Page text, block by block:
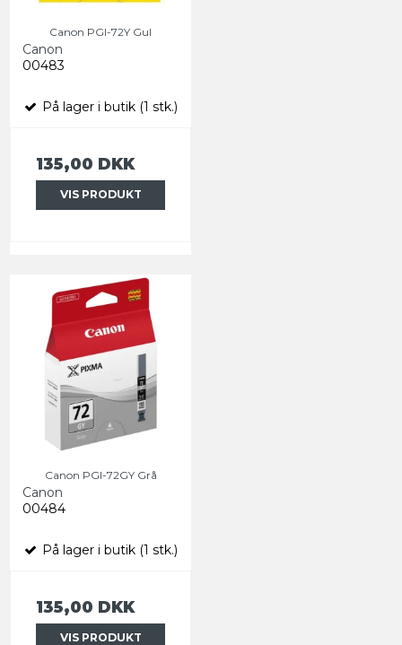
Canon PGI-72Y Gul
Canon
00483
På lager i butik (1 stk.)
135,00 DKK
VIS PRODUKT
Canon PGI-72GY Grå
Canon
00484
På lager i butik (1 stk.)
135,00 DKK
VIS PRODUKT